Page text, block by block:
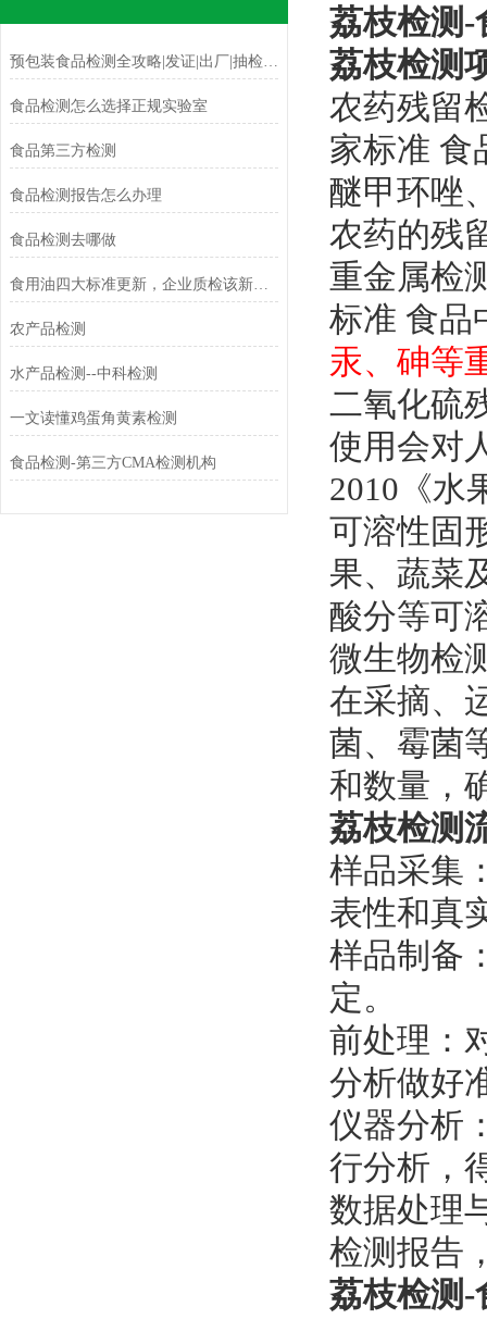
预包装食品检测全攻略|发证|出厂|抽检区分指南
食品检测怎么选择正规实验室
食品第三方检测
食品检测报告怎么办理
食品检测去哪做
食用油四大标准更新，企业质检该新增哪些检测项
农产品检测
水产品检测--中科检测
一文读懂鸡蛋角黄素检测
食品检测-第三方CMA检测机构
荔枝检测-
荔枝检测
农药残留
家标准 食
醚甲环唑
农药的残
重金属检
标准 食品
汞、砷等
二氧化硫
使用会对
2010《水
可溶性固
果、蔬菜
酸分等‌可
微生物检
在采摘、
菌、霉菌
和数量，
荔枝检测
样品采集‌
表性和真
样品制备‌
定。
前处理‌：
分析做好
仪器分析‌
行分析，
数据处理
检测报告
荔枝检测-